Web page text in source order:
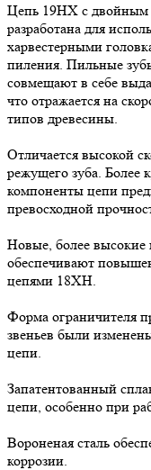
Цепь 19HX с
разработана для
харвестерными
пиления. Пильные
совмещают в себе
что отражается на
типов древесины.
Отличается высокой
режущего зуба. Более
компоненты цепи
превосходной
Новые, более высокие
обеспечивают
цепями 18XH.
Форма ограничителя
звеньев были
цепи.
Запатентованный
цепи, особенно при
Вороненая сталь
коррозии.